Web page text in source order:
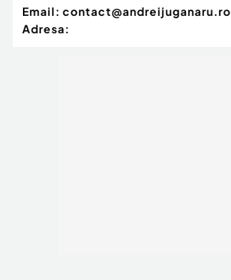
Email: contact@andreijuganaru.ro
Adresa: